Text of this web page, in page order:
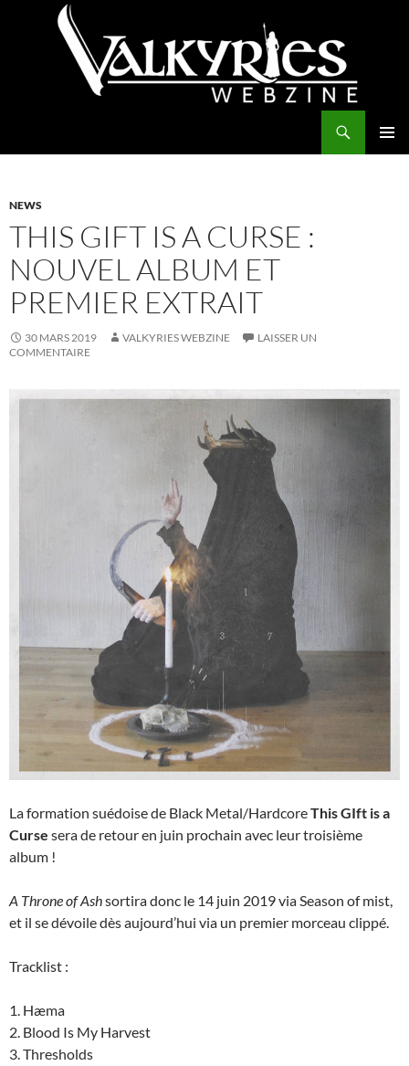
NEWS
THIS GIFT IS A CURSE :
NOUVEL ALBUM ET
PREMIER EXTRAIT
30 MARS 2019 VALKYRIES WEBZINE
LAISSER UN
COMMENTAIRE
La formation suédoise de Black Metal/HardcoreThis GIft is a
Curse sera de retour en juin prochain avec leur troisième
album !
A Throne of Ashsortira donc le 14 juin 2019 via Season of mist,
et il se dévoile dès aujourd’hui via un premier morceau clippé.
Tracklist :
1. Hæma
2. Blood Is My Harvest
3. Thresholds